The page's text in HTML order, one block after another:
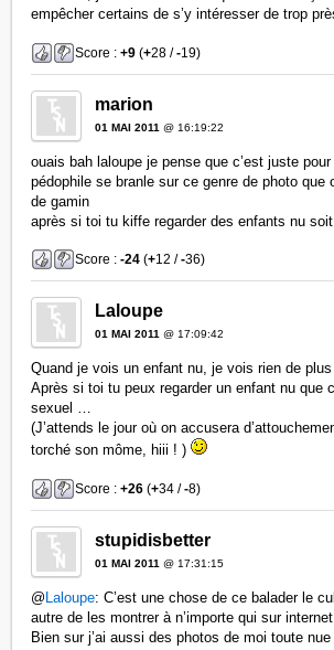
empêcher certains de s’y intéresser de trop
Score :+9 (+28 /-19)
marion
01 MAI 2011 @ 16:19:22
ouais bah laloupe je pense que c’est juste
pédophile se branle sur ce genre de photo que
de gamin
après si toi tu kiffe regarder des enfants nu
Score :-24 (+12 /-36)
Laloupe
01 MAI 2011 @ 17:09:42
Quand je vois un enfant nu, je vois rien de plus
Après si toi tu peux regarder un enfant nu que
sexuel …
(J’attends le jour où on accusera
torché son môme, hiii ! )
Score :+26 (+34 /-8)
stupidisbetter
01 MAI 2011 @ 17:31:15
@ Laloupe: C’est une chose de ce balader le
autre de les montrer à n’importe qui sur
Bien sur j’ai aussi des photos de moi toute